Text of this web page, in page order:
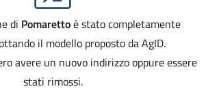
di Pomarettoè stato completamente
il modello proposto da AgID.
avere un nuovo indirizzo oppure essere
stati rimossi.